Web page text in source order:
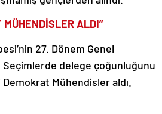
MÜHENDİSLER ALDI”
27. Dönem Genel
Seçimlerde delege çoğunluğunu
Mühendisler aldı.